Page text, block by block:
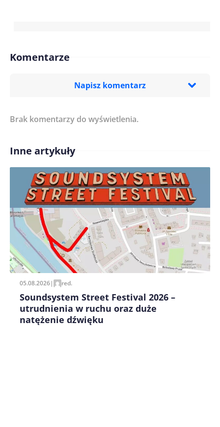
Komentarze
Napisz komentarz
Treść komentarza*
Imię/ Nick*
Zapamiętaj moje dane w tej przeglądarce podczas
pisania kolejnych komentarzy.
Brak komentarzy do wyświetlenia.
Inne artykuły
05.08.2026| red.
Soundsystem Street Festival 2026 –
utrudnienia w ruchu oraz duże
natężenie dźwięku